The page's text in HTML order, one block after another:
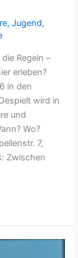
,Jugend,
Regeln –
erleben?
in den
wird in
und
Wo?
7,
Zwischen